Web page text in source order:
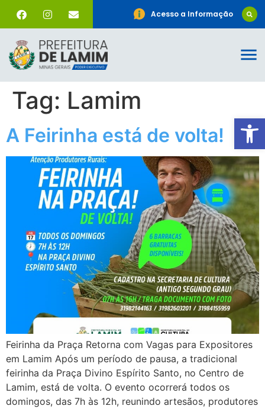
Acesso a Informação
Tag: Lamim
A Feirinha está de volta!
Feirinha da Praça Retorna com Vagas para Expositores
em Lamim Após um período de pausa, a tradicional
feirinha da Praça Divino Espírito Santo, no Centro de
Lamim, está de volta. O evento ocorrerá todos os
domingos, das 7h às 12h, reunindo artesãos, produtores